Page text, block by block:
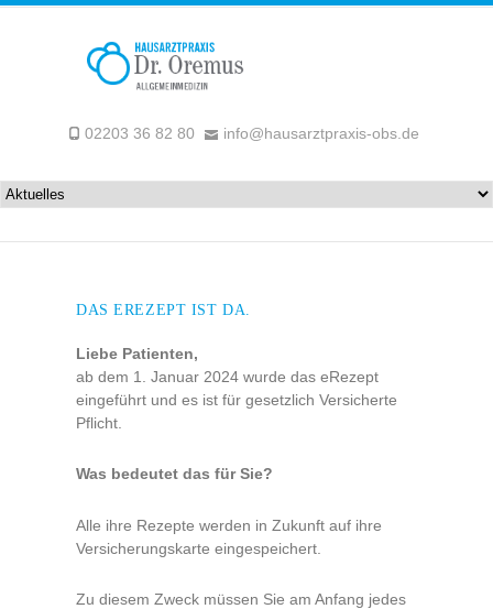
02203 36 82 80 info@hausarztpraxis-obs.de
DAS EREZEPT IST DA.
Liebe Patienten,
ab dem 1. Januar 2024 wurde das eRezept
eingeführt und es ist für gesetzlich Versicherte
Pflicht.
Was bedeutet das für Sie?
Alle ihre Rezepte werden in Zukunft auf ihre
Versicherungskarte eingespeichert.
Zu diesem Zweck müssen Sie am Anfang jedes